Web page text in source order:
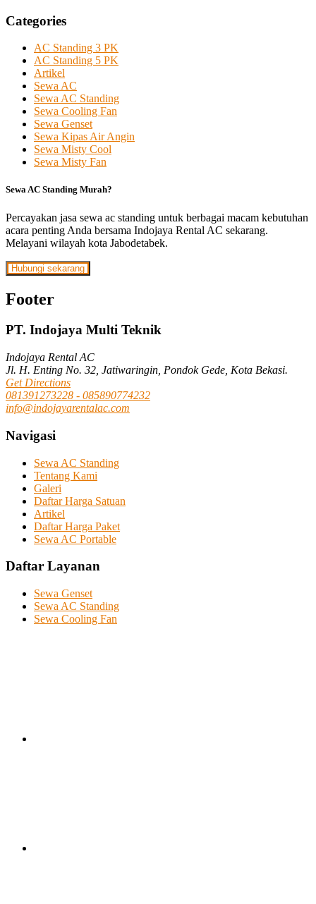
Categories
AC Standing 3 PK
AC Standing 5 PK
Artikel
Sewa AC
Sewa AC Standing
Sewa Cooling Fan
Sewa Genset
Sewa Kipas Air Angin
Sewa Misty Cool
Sewa Misty Fan
Sewa AC Standing Murah?
Percayakan jasa sewa ac standing untuk berbagai macam kebutuhan
acara penting Anda bersama Indojaya Rental AC sekarang.
Melayani wilayah kota Jabodetabek.
Hubungi sekarang
Footer
PT. Indojaya Multi Teknik
Indojaya Rental AC
Jl. H. Enting No. 32, Jatiwaringin, Pondok Gede, Kota Bekasi.
Get Directions
081391273228 - 085890774232
info@indojayarentalac.com
Navigasi
Sewa AC Standing
Tentang Kami
Galeri
Daftar Harga Satuan
Artikel
Daftar Harga Paket
Sewa AC Portable
Daftar Layanan
Sewa Genset
Sewa AC Standing
Sewa Cooling Fan